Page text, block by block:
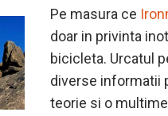
Pe masura ce
doar in privinta
bicicleta. Urcatul
diverse informatii
teorie si o